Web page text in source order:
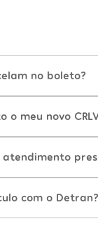
no boleto?
o meu novo
atendimento
com o Detran?